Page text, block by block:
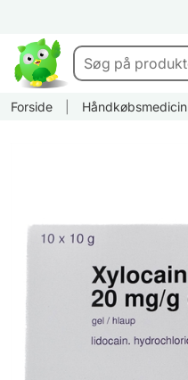
Forside Håndkøbsmedicin